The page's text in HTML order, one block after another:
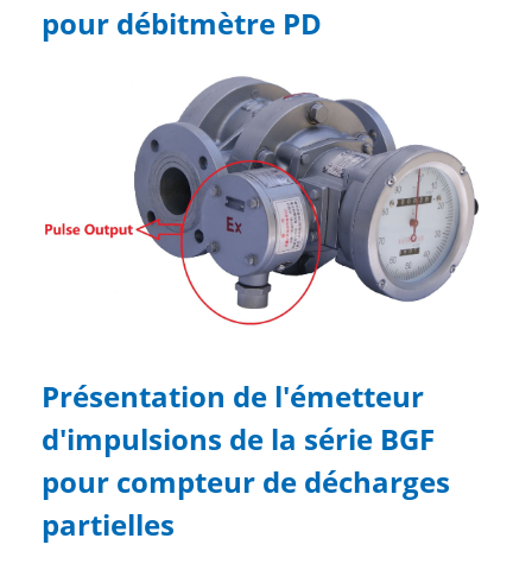
pour débitmètre PD
Présentation de l'émetteur
d'impulsions de la série BGF
pour compteur de décharges
partielles